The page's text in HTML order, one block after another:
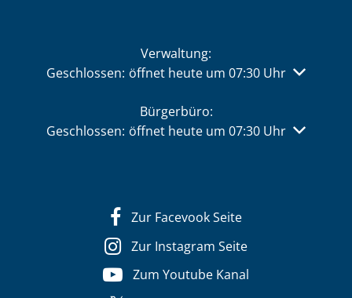
Verwaltung:
Klicken, um weitere Öffnungs- oder Schließzeiten
Geschlossen: öffnet heute um 07:30 Uhr
Bürgerbüro:
Klicken, um weitere Öffnungs- oder Schließzeiten
Geschlossen: öffnet heute um 07:30 Uhr
Zur Facevook Seite
Zur Instagram Seite
Zum Youtube Kanal